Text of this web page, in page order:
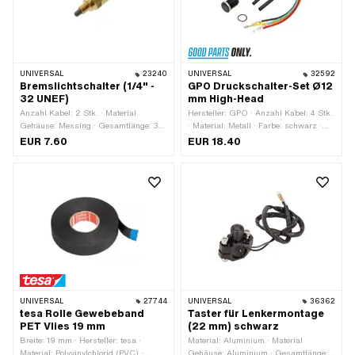
UNIVERSAL 23240
Bremslichtschalter (1/4" -
32 UNEF)
Anzahl Kabel: 2 Stk. · Material
Gehäuse: Messing · Gesamtlänge: 36
mm · Gewindeart: MF6x0.75
EUR 7.60
UNIVERSAL 32592
GPO Druckschalter-Set Ø12
mm High-Head
Hersteller: GPO · Anzahl Kabel: 4 Stk.
· Material: Metall · Farbe: schwarz ·
Gesamtlänge: 27 mm · Gewindeart:
EUR 18.40
UNIVERSAL 27744
tesa Rolle Gewebeband
PET Vlies 19 mm
Breite: 19 mm · Hersteller: tesa ·
Material: Polyvinylchlorid (PVC) ·
UNIVERSAL 36362
Taster für Lenkermontage
(22 mm) schwarz
Material: Aluminium · Material
Gehäuse: Aluminium · Gesamtlänge: